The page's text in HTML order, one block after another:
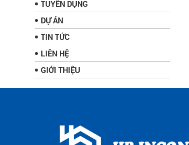
TUYỂN DỤNG
DỰ ÁN
TIN TỨC
LIÊN HỆ
GIỚI THIỆU